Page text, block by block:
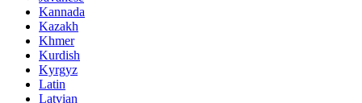
Kannada
Kazakh
Khmer
Kurdish
Kyrgyz
Latin
Latvian